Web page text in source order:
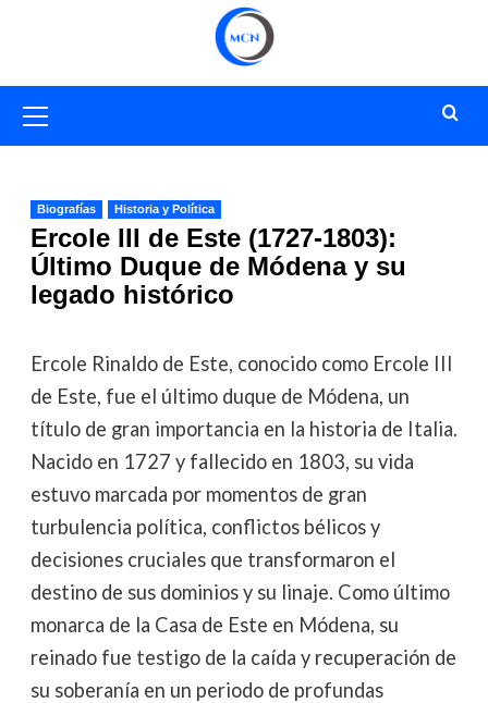
primario
Biografías Historia y Política
Ercole III de Este (1727-1803):
Último Duque de Módena y su
legado histórico
Ercole Rinaldo de Este, conocido como Ercole III
de Este, fue el último duque de Módena, un
título de gran importancia en la historia de Italia.
Nacido en 1727 y fallecido en 1803, su vida
estuvo marcada por momentos de gran
turbulencia política, conflictos bélicos y
decisiones cruciales que transformaron el
destino de sus dominios y su linaje. Como último
monarca de la Casa de Este en Módena, su
reinado fue testigo de la caída y recuperación de
su soberanía en un periodo de profundas